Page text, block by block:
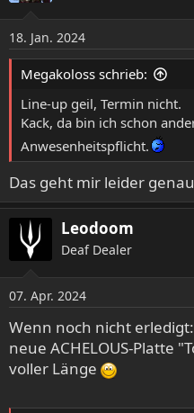
n
e
n
18. Jan. 2024
Megakoloss schrieb:
Line-up geil, Termin nicht.
Kack, da bin ich schon
Anwesenheitspflicht.
Das geht mir leider
Leodoom
Deaf Dealer
07. Apr. 2024
Wenn noch nicht
neue ACHELOUS-Platte
voller Länge